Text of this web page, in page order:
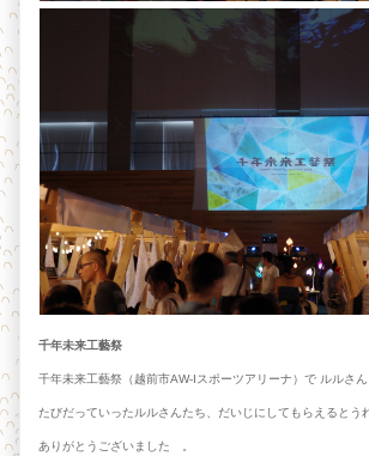
千年未来工藝祭
千年未来工藝祭（越前市AW-Iスポーツアリーナ）で ルルさ
たびだっていったルルさんたち、だいじにしてもらえるとう
ありがとうございました 。